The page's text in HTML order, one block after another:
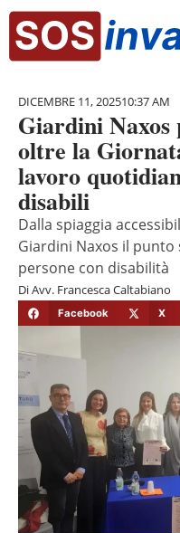
DICEMBRE 11, 202510:37 AM
Giardini Naxos
oltre la
lavoro
disabili
Dalla spiaggia
Giardini Naxos il
persone con disabilità
DiAvv. Francesca Caltabiano
Facebook X